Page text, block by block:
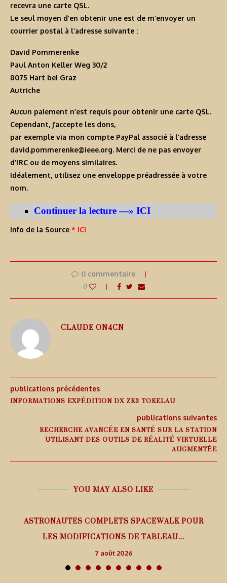
recevra une carte QSL.
Le seul moyen d’en obtenir une est de m’envoyer un
courrier postal à l’adresse suivante :
David Pommerenke
Paul Anton Keller Weg 30/2
8075 Hart bei Graz
Autriche
Aucun paiement n’est requis pour obtenir une carte QSL.
Cependant, j’accepte les dons,
par exemple via mon compte PayPal associé à l’adresse
david.pommerenke@ieee.org. Merci de ne pas envoyer
d’IRC ou de moyens similaires.
Idéalement, utilisez une enveloppe préadressée à votre
nom.
Continuer la lecture —» ICI
Info de la Source * ICI
0 commentaire
0
CLAUDE ON4CN
publications précédentes
INFORMATIONS EXPÉDITION DX ZK3 TOKELAU
publications suivantes
RECHERCHE AVANCÉE EN SANTÉ SUR LA STATION
UTILISANT DES OUTILS DE RÉALITÉ VIRTUELLE
AUGMENTÉE
YOU MAY ALSO LIKE
ASTRONAUTES COMPLETS SPACEWALK POUR
LES MODIFICATIONS DE TABLEAU...
7 août 2026